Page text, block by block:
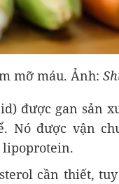
mỡ máu. Ảnh:
được gan sản
Nó được vận
lipoprotein.
cần thiết,